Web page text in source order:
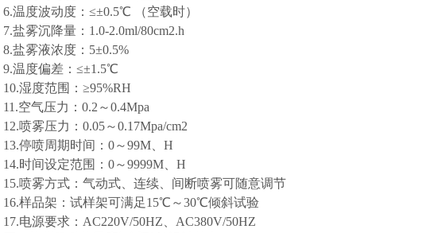
6.温度波动度：≤±0.5℃ （空载时）
7.盐雾沉降量：1.0-2.0ml/80cm2.h
8.盐雾液浓度：5±0.5%
9.温度偏差：≤±1.5℃
10.湿度范围：≥95%RH
11.空气压力：0.2～0.4Mpa
12.喷雾压力：0.05～0.17Mpa/cm2
13.停喷周期时间：0～99M、H
14.时间设定范围：0～9999M、H
15.喷雾方式：气动式、连续、间断喷雾可随意调节
16.样品架：试样架可满足15℃～30℃倾斜试验
17.电源要求：AC220V/50HZ、AC380V/50HZ